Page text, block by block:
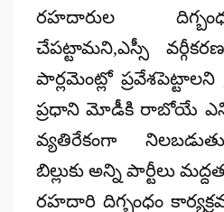
రహదారుల
చేపట్టామని,ఎస్సీ
పార్లమెంట్లో ప్రవేశపెట్టాలని
ప్రధాని మోడీకి రాబోయే
వ్యతిరేకంగా
బిల్లుకు అన్ని పార్టీలు
రహదారి దిగ్బంధం